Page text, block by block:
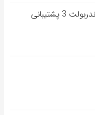
آیفون 15 پرو احتمالاً از USB-C با تاندربولت 3 پشتیبانی